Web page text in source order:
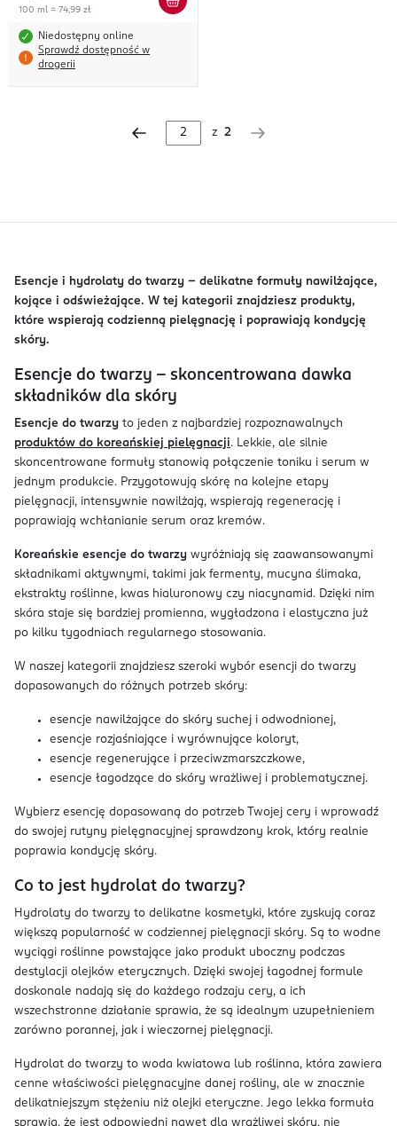
100 ml = 74,99 zł
Niedostępny online
Sprawdź dostępność w
drogerii
z 2
Esencje i hydrolaty do twarzy – delikatne formuły nawilżające,
kojące i odświeżające. W tej kategorii znajdziesz produkty,
które wspierają codzienną pielęgnację i poprawiają kondycję
skóry.
Esencje do twarzy – skoncentrowana dawka
składników dla skóry
Esencje do twarzy to jeden z najbardziej rozpoznawalnych
produktów do koreańskiej pielęgnacji. Lekkie, ale silnie
skoncentrowane formuły stanowią połączenie toniku i serum w
jednym produkcie. Przygotowują skórę na kolejne etapy
pielęgnacji, intensywnie nawilżają, wspierają regenerację i
poprawiają wchłanianie serum oraz kremów.
Koreańskie esencje do twarzy wyróżniają się zaawansowanymi
składnikami aktywnymi, takimi jak fermenty, mucyna ślimaka,
ekstrakty roślinne, kwas hialuronowy czy niacynamid. Dzięki nim
skóra staje się bardziej promienna, wygładzona i elastyczna już
po kilku tygodniach regularnego stosowania.
W naszej kategorii znajdziesz szeroki wybór esencji do twarzy
dopasowanych do różnych potrzeb skóry:
esencje nawilżające do skóry suchej i odwodnionej,
esencje rozjaśniające i wyrównujące koloryt,
esencje regenerujące i przeciwzmarszczkowe,
esencje łagodzące do skóry wrażliwej i problematycznej.
Wybierz esencję dopasowaną do potrzeb Twojej cery i wprowadź
do swojej rutyny pielęgnacyjnej sprawdzony krok, który realnie
poprawia kondycję skóry.
Co to jest hydrolat do twarzy?
Hydrolaty do twarzy to delikatne kosmetyki, które zyskują coraz
większą popularność w codziennej pielęgnacji skóry. Są to wodne
wyciągi roślinne powstające jako produkt uboczny podczas
destylacji olejków eterycznych. Dzięki swojej łagodnej formule
doskonale nadają się do każdego rodzaju cery, a ich
wszechstronne działanie sprawia, że są idealnym uzupełnieniem
zarówno porannej, jak i wieczornej pielęgnacji.
Hydrolat do twarzy to woda kwiatowa lub roślinna, która zawiera
cenne właściwości pielęgnacyjne danej rośliny, ale w znacznie
delikatniejszym stężeniu niż olejki eteryczne. Jego lekka formuła
sprawia, że jest odpowiedni nawet dla wrażliwej skóry, nie